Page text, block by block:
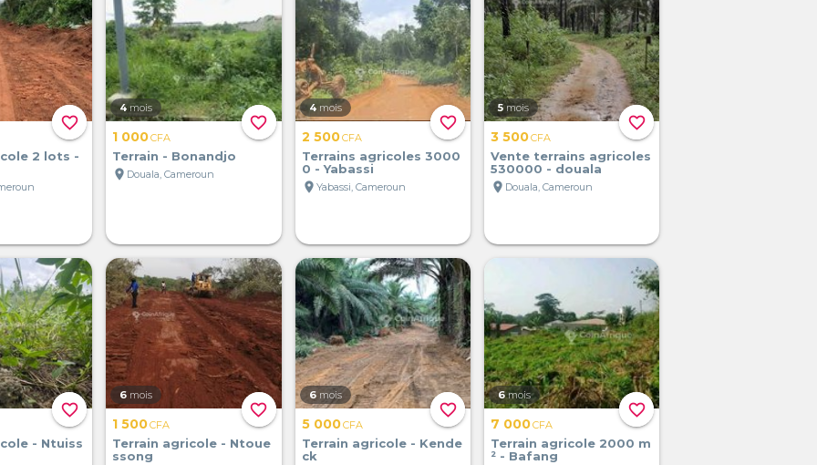
favorite_border
2 lots -
favorite_border
4 mois
1 000CFA
Terrain - Bonandjo
location_on Douala, Cameroun
favorite_border
4 mois
2 500CFA
Terrains agricoles 3000
0 - Yabassi
location_on Yabassi, Cameroun
favorite_border
5 mois
3 500CFA
Vente terrains agricoles
530000 - douala
location_on Douala, Cameroun
favorite_border
- Ntuiss
favorite_border
6 mois
1 500CFA
Terrain agricole - Ntoue
ssong
favorite_border
6 mois
5 000CFA
Terrain agricole - Kende
ck
favorite_border
6 mois
7 000CFA
Terrain agricole 2000 m
² - Bafang